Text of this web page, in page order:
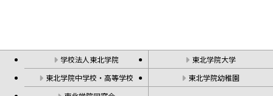
学校法人東北学院
東北学院大学
東北学院中学校・高等学校
東北学院幼稚園